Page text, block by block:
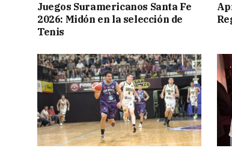
Juegos Suramericanos Santa Fe
2026: Midón en la selección de
Tenis